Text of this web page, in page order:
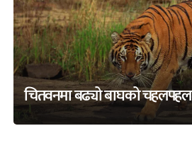
चितवनमा बढ्यो बाघको चहलपहल